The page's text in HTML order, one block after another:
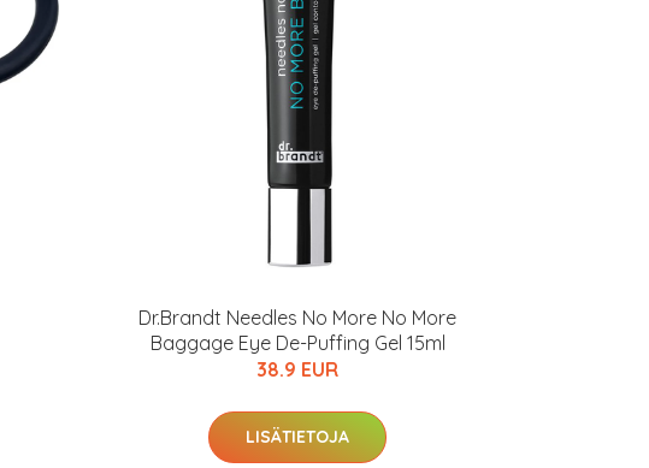
Dr.Brandt Needles No More No More
Baggage Eye De-Puffing Gel 15ml
38.9 EUR
LISÄTIETOJA